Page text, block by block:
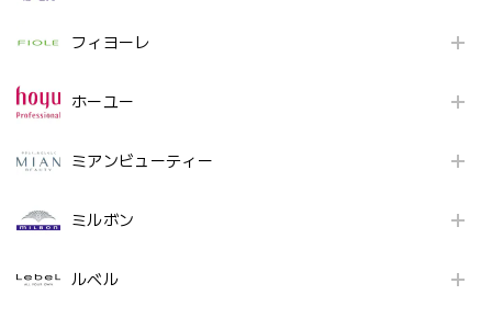
フィヨーレ
ホーユー
ミアンビューティー
ミルボン
ルベル